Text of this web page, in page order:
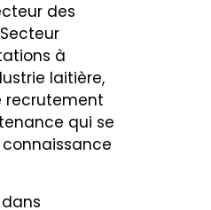
des
à
laitière,
recrutement
qui se